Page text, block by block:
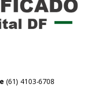
(61) 4103-6708